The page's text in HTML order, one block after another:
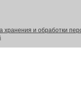
хранения и обработки